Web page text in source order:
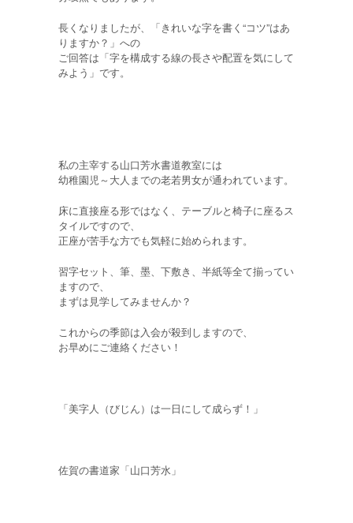
長くなりましたが、「きれいな字を書く“コツ”はあ
りますか？」への
ご回答は「字を構成する線の長さや配置を気にして
みよう」です。
私の主宰する山口芳水書道教室には
幼稚園児～大人までの老若男女が通われています。
床に直接座る形ではなく、テーブルと椅子に座るス
タイルですので、
正座が苦手な方でも気軽に始められます。
習字セット、筆、墨、下敷き、半紙等全て揃ってい
ますので、
まずは見学してみませんか？
これからの季節は入会が殺到しますので、
お早めにご連絡ください！
「美字人（びじん）は一日にして成らず！」
佐賀の書道家「山口芳水」